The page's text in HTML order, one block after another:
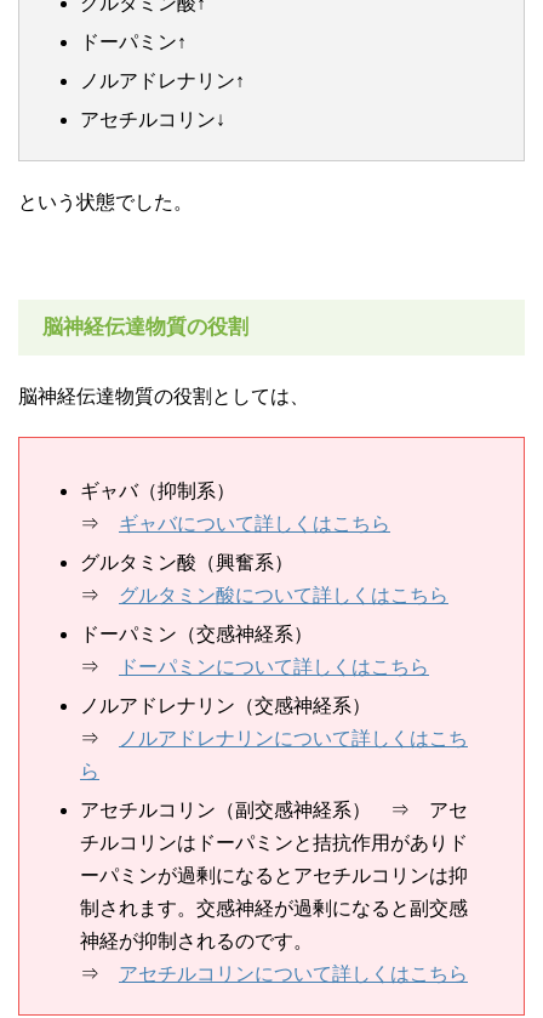
ドーパミン↑
ノルアドレナリン↑
アセチルコリン↓
という状態でした。
脳神経伝達物質の役割
脳神経伝達物質の役割としては、
ギャバ（抑制系）
⇒ ギャバについて詳しくはこちら
グルタミン酸（興奮系）
⇒ グルタミン酸について詳しくはこちら
ドーパミン（交感神経系）
⇒
ドーパミンについて詳しくはこちら
ノルアドレナリン（交感神経系）
⇒
ノルアドレナリンについて詳しくはこち
ら
アセチルコリン（副交感神経系） ⇒ アセ
チルコリンはドーパミンと拮抗作用がありド
ーパミンが過剰になるとアセチルコリンは抑
制されます。交感神経が過剰になると副交感
神経が抑制されるのです。
⇒ アセチルコリンについて詳しくはこちら